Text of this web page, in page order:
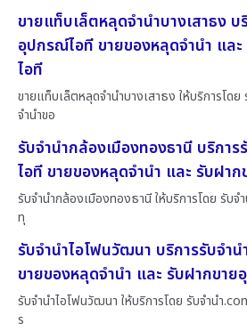
ขายแท็บเล็ตหลุดจำนำบางเสาธง บ
อุปกรณ์ไอที ขายของหลุดจำนำ แล
ไอที
ขายแท็บเล็ตหลุดจำนำบางเสาธง ให้บริการโด
จำนำขอ
รับจำนำกล้องเมืองทองธานี บริกา
ไอที ขายของหลุดจำนำ และ รับฝา
รับจำนำกล้องเมืองทองธานี ให้บริการโดย รับจํ
ทุ
รับจำนำไอโฟนวัฒนา บริการรับจำ
ขายของหลุดจำนำ และ รับฝากขา
รับจำนำไอโฟนวัฒนา ให้บริการโดย รับจํานํา
ร